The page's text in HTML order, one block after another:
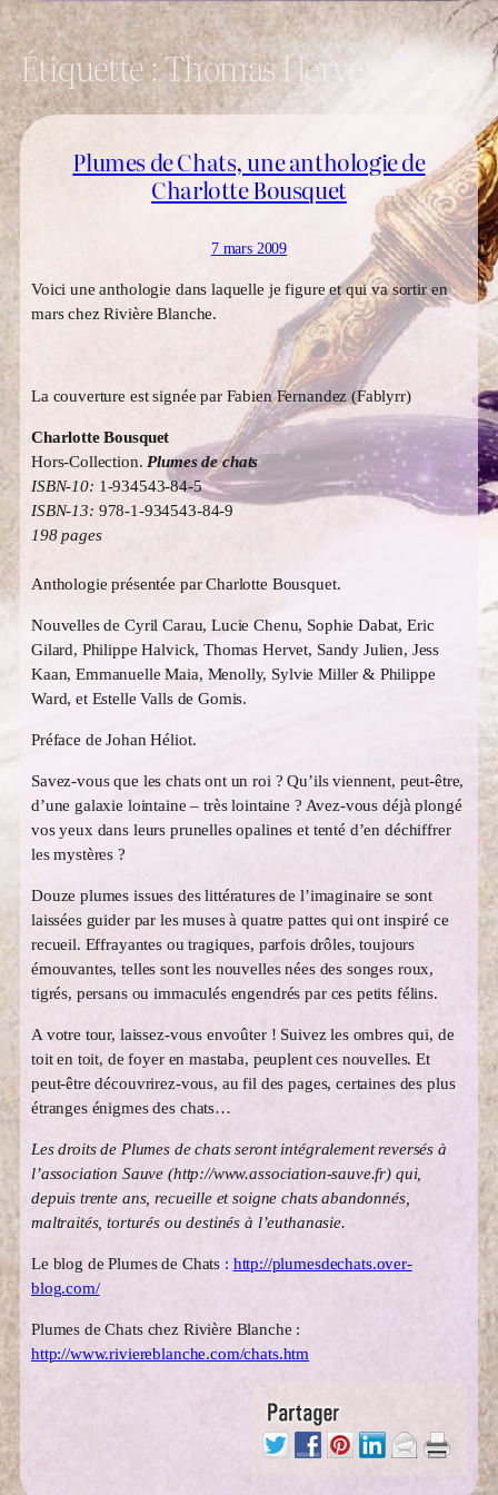
Étiquette :Thomas Hervet
Plumes de Chats, une anthologie de
Charlotte Bousquet
7 mars 2009
Voici une anthologie dans laquelle je figure et qui va sortir en
mars chez Rivière Blanche.
La couverture est signée par Fabien Fernandez (Fablyrr)
Charlotte Bousquet
Hors-Collection. Plumes de chats
ISBN-10: 1-934543-84-5
ISBN-13: 978-1-934543-84-9
198 pages
Anthologie présentée par Charlotte Bousquet.
Nouvelles de Cyril Carau, Lucie Chenu, Sophie Dabat, Eric
Gilard, Philippe Halvick, Thomas Hervet, Sandy Julien, Jess
Kaan, Emmanuelle Maia, Menolly, Sylvie Miller & Philippe
Ward, et Estelle Valls de Gomis.
Préface de Johan Héliot.
Savez-vous que les chats ont un roi ? Qu’ils viennent, peut-être,
d’une galaxie lointaine – très lointaine ? Avez-vous déjà plongé
vos yeux dans leurs prunelles opalines et tenté d’en déchiffrer
les mystères ?
Douze plumes issues des littératures de l’imaginaire se sont
laissées guider par les muses à quatre pattes qui ont inspiré ce
recueil. Effrayantes ou tragiques, parfois drôles, toujours
émouvantes, telles sont les nouvelles nées des songes roux,
tigrés, persans ou immaculés engendrés par ces petits félins.
A votre tour, laissez-vous envoûter ! Suivez les ombres qui, de
toit en toit, de foyer en mastaba, peuplent ces nouvelles. Et
peut-être découvrirez-vous, au fil des pages, certaines des plus
étranges énigmes des chats…
Les droits de Plumes de chats seront intégralement reversés à
l’association Sauve (http://www.association-sauve.fr) qui,
depuis trente ans, recueille et soigne chats abandonnés,
maltraités, torturés ou destinés à l’euthanasie.
Le blog de Plumes de Chats : http://plumesdechats.over-
blog.com/
Plumes de Chats chez Rivière Blanche :
http://www.riviereblanche.com/chats.htm